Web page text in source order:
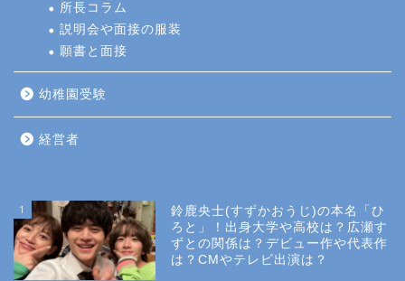
所長コラム
説明会や面接の服装
願書と面接
幼稚園受験
経営者
1
鈴鹿央士(すずかおうじ)の本名「ひ
ろと」！出身大学や高校は？広瀬す
ずとの関係は？デビュー作や代表作
は？CMやテレビ出演は？